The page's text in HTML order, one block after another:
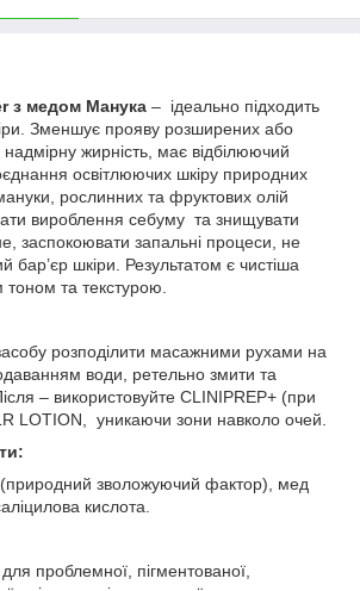
з медом Манука – ідеально підходить
Зменшує прояву розширених або
жирність, має відбілюючий
освітлюючих шкіру природних
рослинних та фруктових олій
вироблення себуму та знищувати
заспокоювати запальні процеси, не
бар’єр шкіри. Результатом є чистіша
тоном та текстурою.
засобу розподілити масажними рухами на
води, ретельно змити та
– використовуйте CLINIPREP+ (при
LOTION, уникаючи зони навколо очей.
зволожуючий фактор), мед
кислота.
проблемної, пігментованої,